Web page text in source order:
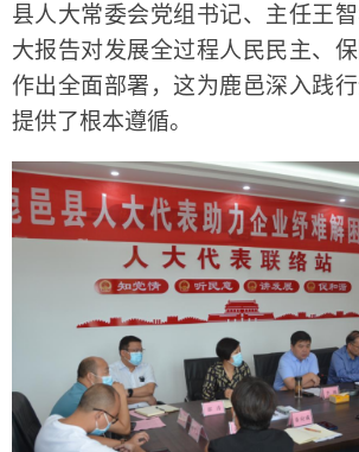
县人大常委会党组书记、主任王
大报告对发展全过程人民民主、
作出全面部署，这为鹿邑深入践
提供了根本遵循。